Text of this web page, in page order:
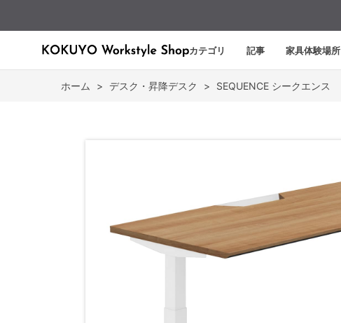
カテゴリ 記事 家具体験場所
ホーム > デスク・昇降デスク > SEQUENCE シークエンス